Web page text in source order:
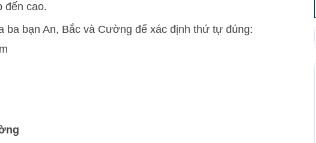
đến cao.
ba bạn An, Bắc và Cường để xác định thứ tự đúng: